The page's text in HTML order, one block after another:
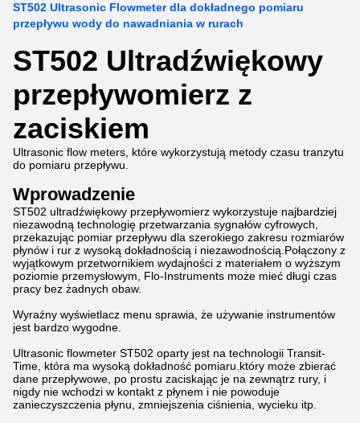
ST502 Ultrasonic Flowmeter dla dokładnego pomiaru
przepływu wody do nawadniania w rurach
ST502 Ultradźwiękowy
przepływomierz z
zaciskiem
Ultrasonic flow meters, które wykorzystują metody czasu tranzytu
do pomiaru przepływu.
Wprowadzenie
ST502 ultradźwiękowy przepływomierz wykorzystuje najbardziej
niezawodną technologię przetwarzania sygnałów cyfrowych,
przekazując pomiar przepływu dla szerokiego zakresu rozmiarów
płynów i rur z wysoką dokładnością i niezawodnością.Połączony z
wyjątkowym przetwornikiem wydajności z materiałem o wyższym
poziomie przemysłowym, Flo-Instruments może mieć długi czas
pracy bez żadnych obaw.
Wyraźny wyświetlacz menu sprawia, że używanie instrumentów
jest bardzo wygodne.
Ultrasonic flowmeter ST502 oparty jest na technologii Transit-
Time, która ma wysoką dokładność pomiaru.który może zbierać
dane przepływowe, po prostu zaciskając je na zewnątrz rury, i
nigdy nie wchodzi w kontakt z płynem i nie powoduje
zanieczyszczenia płynu, zmniejszenia ciśnienia, wycieku itp.